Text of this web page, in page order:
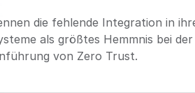
die fehlende Integration in
als größtes Hemmnis bei der
von Zero Trust.